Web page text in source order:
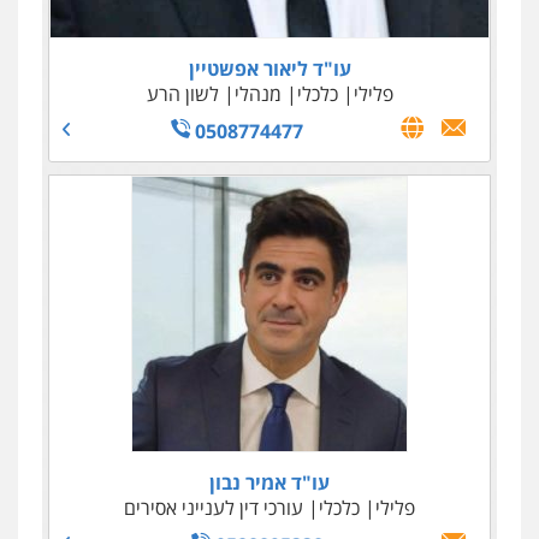
עו"ד ליאור אפשטיין
פלילי
כלכלי מנהלי
לשון הרע
0508774477
עו"ד אמיר נבון
פלילי
כלכלי
עורכי דין לענייני אסירים
עו"ד ציון שמעון
עורכי דין לענייני אסירים
0525181855
עו"ד תומר נוה
תעבורה פשע חמור
0522350561
0523602602
עו"ד עינב יתח
פלילי פשיעה חמורה עורכי דין לענייני
צבאי
0546364651
עו"ד עמית שלף
פלילי פשיעה חמורה
אסירים סמים
0542068898
עו"ד שגיא אקו
פלילי מעצרים וחקירות עבירות מין
עורכי דין לענייני אסירים
0525279829
עו"ד שאדי כבהא
עורכי דין לענייני אסירים